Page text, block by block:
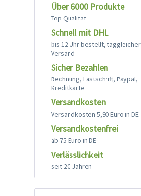
Über 6000 Produkte
Top Qualität
Schnell mit DHL
bis 12 Uhr bestellt, taggleicher
Versand
Sicher Bezahlen
Rechnung, Lastschrift, Paypal,
Kreditkarte
Versandkosten
Versandkosten 5,90 Euro in DE
Versandkostenfrei
ab 75 Euro in DE
Verlässlichkeit
seit 20 Jahren